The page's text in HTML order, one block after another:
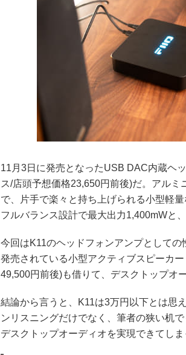
11月3日に発売となったUSB DAC内蔵ヘ
ス/店頭予想価格23,650円前後)だ。アル
で、片手で楽々と持ち上げられる小型軽
フルバランス設計で最大出力1,400mWと
今回はK11のヘッドフォンアンプとして
発売されている小型アクティブスピーカ
49,500円前後)も借りて、デスクトップオ
結論から言うと、K11は3万円以下とは思
ンリスニングだけでなく、筆者の狭い机
デスクトップオーディオを実現できてしま